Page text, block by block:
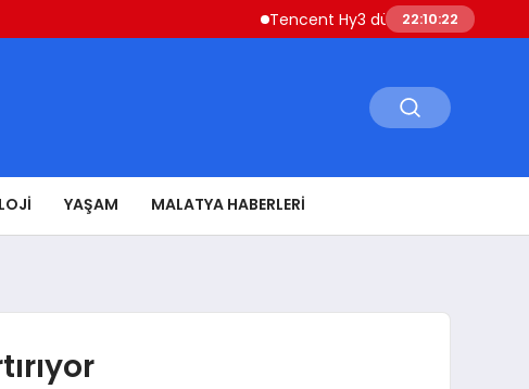
Tencent Hy3 dünya genelinde
22:10:23
YAŞAM MALATYA HABERLERI